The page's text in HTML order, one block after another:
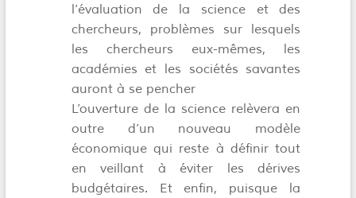
l’évaluation de la science et des
chercheurs, problèmes sur lesquels
les chercheurs eux-mêmes, les
académies et les sociétés savantes
auront à se pencher
L’ouverture de la science relèvera en
outre d’un nouveau modèle
économique qui reste à définir tout
en veillant à éviter les dérives
budgétaires. Et enfin, puisque la